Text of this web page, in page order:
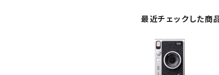
最近チェックした商